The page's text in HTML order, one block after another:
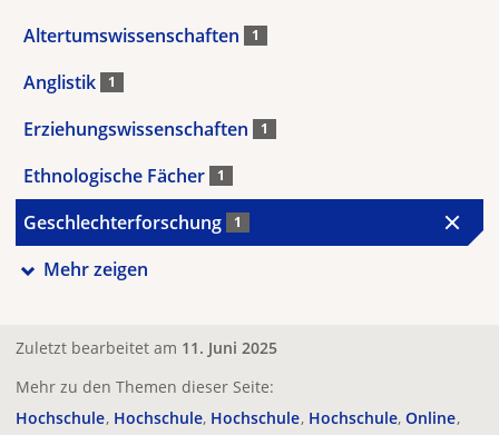
Altertumswissenschaften 1
Anglistik 1
Erziehungswissenschaften 1
Ethnologische Fächer 1
Geschlechterforschung 1
Mehr zeigen
Zuletzt bearbeitet am 11. Juni 2025
Mehr zu den Themen dieser Seite:
Hochschule Hochschule Hochschule Hochschule Online